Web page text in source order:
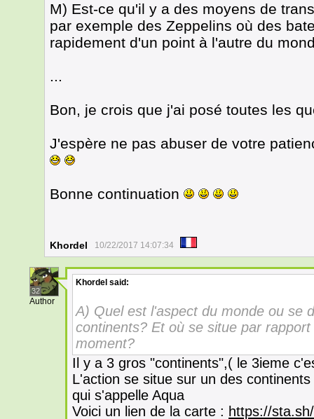
M) Est-ce qu'il y a des moyens de
par exemple des Zeppelins où des
rapidement d'un point à l'autre du
...
Bon, je crois que j'ai posé toutes les
J'espère ne pas abuser de votre
Bonne continuation
Khordel 10/22/2017 14:07:34
32
Author
Khordel said:
A) Quel est l'aspect du monde ou se
continents? Et où se situe par
moment?
Il y a 3 gros "continents",( le 3ieme
L'action se situe sur un des
qui s'appelle Aqua
Voici un lien de la carte : https://